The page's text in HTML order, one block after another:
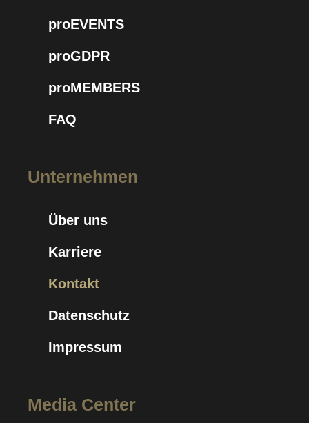
proEVENTS
proGDPR
proMEMBERS
FAQ
Unternehmen
Über uns
Karriere
Kontakt
Datenschutz
Impressum
Media Center